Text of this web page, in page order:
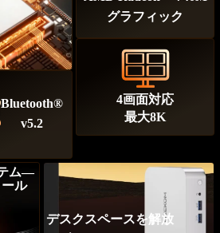
Bluetooth®
v5.2
グラフィック
4画面対応
最大8K
ム—
ル
デスクスペースを解放